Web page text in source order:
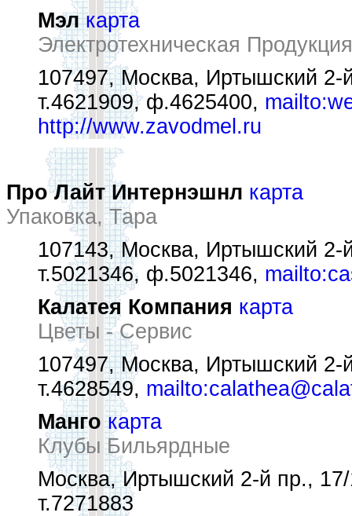
Мэл карта
Электротехническая
107497, Москва, Иртышский 2-
т.4621909, ф.4625400,
http://www.zavodmel.ru
Про Лайт Интернэшнл карта
Упаковка, Тара
107143, Москва, Иртышский 2-
т.5021346, ф.5021346,
Калатея Компания карта
Цветы - Сервис
107497, Москва, Иртышский 2-
т.4628549,
Манго карта
Клубы Бильярдные
Москва, Иртышский 2-й пр.,
т.7271883